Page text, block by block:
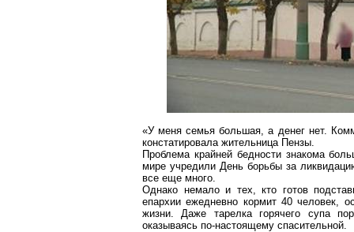
«У меня семья большая, а денег нет.
констатировала жительница Пензы.
Проблема крайней бедности знакома
мире учредили День борьбы за
все еще много.
Однако немало и тех, кто готов
епархии ежедневно кормит 40 человек,
жизни. Даже тарелка горячего супа
оказываясь по-настоящему спасительной.